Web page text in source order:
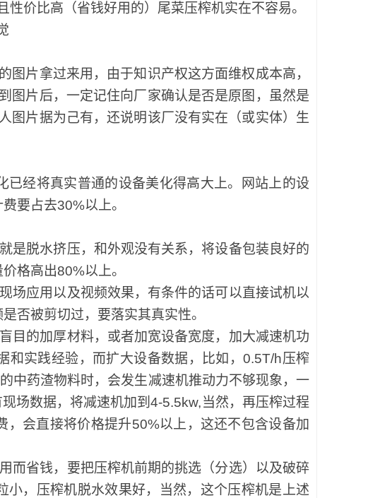
价比高（省钱好用的）尾菜压榨机实在不容易。
片拿过来用，由于知识产权这方面维权成本高，
图片后，一定记住向厂家确认是否是原图，虽然是
图片据为己有，还说明该厂没有实在（或实体）生
经将真实普通的设备美化得高大上。网站上的设
要占去30%以上。
是脱水挤压，和外观没有关系，将设备包装良好的
格高出80%以上。
场应用以及视频效果，有条件的话可以直接试机以
否被剪切过，要落实其真实性。
目的加厚材料，或者加宽设备宽度，加大减速机功
和实践经验，而扩大设备数据，比如，0.5T/h压榨
中药渣物料时，会发生减速机推动力不够现象，一
场数据，将减速机加到4-5.5kw,当然，再压榨过程
会直接将价格提升50%以上，这还不包含设备加
而省钱，要把压榨机前期的挑选（分选）以及破碎
，压榨机脱水效果好，当然，这个压榨机是上述